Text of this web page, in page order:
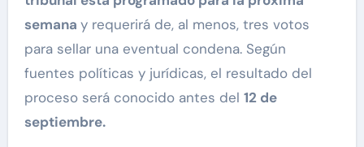
semana y requerirá de, al menos, tres votos
para sellar una eventual condena. Según
fuentes políticas y jurídicas, el resultado del
proceso será conocido antes del 12 de
septiembre.